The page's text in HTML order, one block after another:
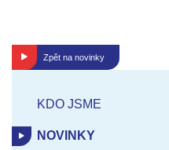
Zpět na novinky
KDO JSME
NOVINKY